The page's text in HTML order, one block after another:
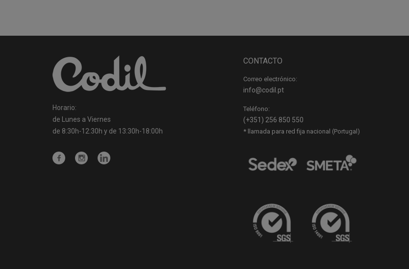
Horario:
de Lunes a Viernes
de 8:30h-12:30h y de 13:30h-18:00h
CONTACTO
Correo electrónico:
info@codil.pt
Teléfono:
(+351) 256 850 550
* llamada para red fija nacional (Portugal)